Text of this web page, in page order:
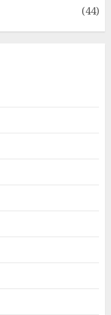
(44)